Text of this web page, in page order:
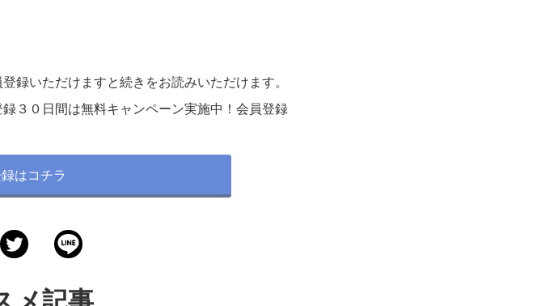
録いただけますと続きをお読みいただけます。
３０日間は無料キャンペーン実施中！会員登録
はコチラ